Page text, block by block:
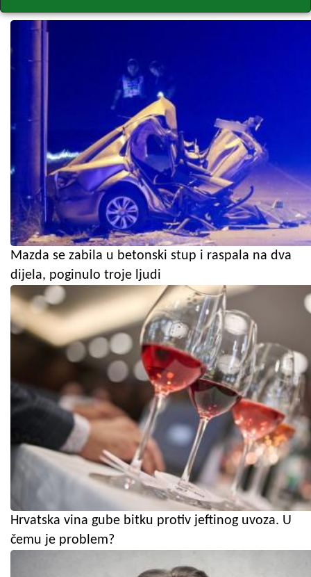
Mazda se zabila u betonski stup i raspala na dva
dijela, poginulo troje ljudi
Hrvatska vina gube bitku protiv jeftinog uvoza. U
čemu je problem?